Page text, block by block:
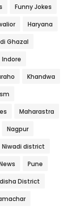
Funny Jokes
Haryana
Ghazal
Indore
Khandwa
Maharastra
Nagpur
Niwadi district
Pune
District